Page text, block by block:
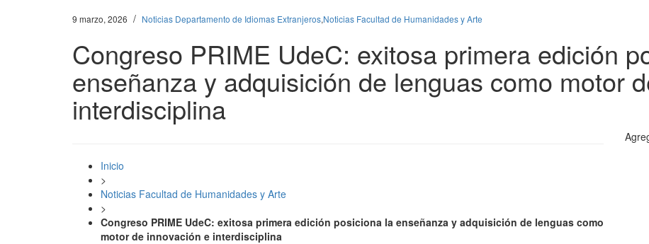
9 marzo, 2026 / Noticias Departamento de Idiomas Extranjeros,Noticias Facultad de Humanidades y Arte
Congreso PRIME UdeC: exitosa primera edición
enseñanza y adquisición de lenguas como motor
interdisciplina
Inicio
>
Noticias Facultad de Humanidades y Arte
>
Congreso PRIME UdeC: exitosa primera edición posiciona la enseñanza y adquisición de lenguas como
motor de innovación e interdisciplina